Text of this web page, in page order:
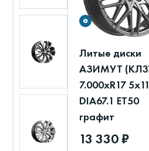
Литые диски
АЗИМУТ
7.000xR17
DIA67.1 ET50
графит
13 330 ₽